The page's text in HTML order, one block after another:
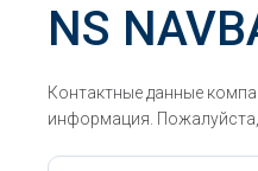
NS
Контактные данные
информация. Пожалуйста,